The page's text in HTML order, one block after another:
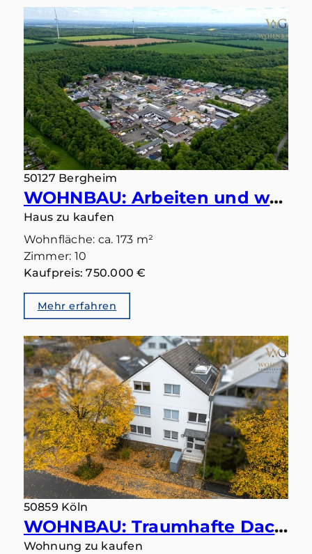
50127 Bergheim
WOHNBAU: Arbeiten und wohnen in Bergheim vereint – ideal für Familien, die zusammenbleiben
Haus zu kaufen
Wohnfläche: ca. 173 m²
Zimmer: 10
Kaufpreis: 750.000 €
Mehr erfahren
50859 Köln
WOHNBAU: Traumhafte Dachgeschoss-Wohnung mit Balkon und Tiefgaragenstellplatz in Köln-Widdersdorf
Wohnung zu kaufen